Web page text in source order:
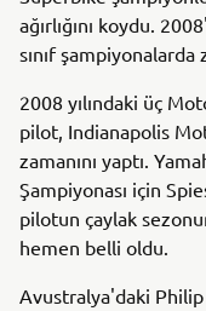
ağırlığını koydu.
sınıf şampiyonalarda
2008 yılındaki üç
pilot, Indianapolis
zamanını yaptı.
Şampiyonası için
pilotun çaylak
hemen belli oldu.
Avustralya'daki